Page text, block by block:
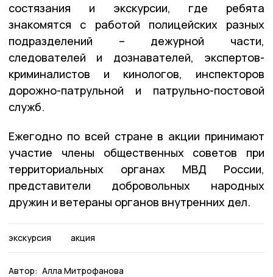
состязания и экскурсии, где ребята
знакомятся с работой полицейских разных
подразделений – дежурной части,
следователей и дознавателей, экспертов-
криминалистов и кинологов, инспекторов
дорожно-патрульной и патрульно-постовой
служб.
Ежегодно по всей стране в акции принимают
участие члены общественных советов при
территориальных органах МВД России,
представители добровольных народных
дружин и ветераны органов внутренних дел.
экскурсия акция
Автор: Алла Митрофанова